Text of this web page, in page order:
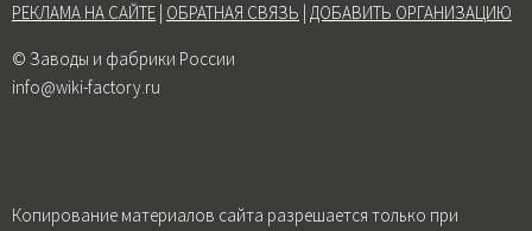
РЕКЛАМА НА САЙТЕ ОБРАТНАЯ СВЯЗЬ ДОБАВИТЬ ОРГАНИЗАЦИЮ
© Заводы и фабрики России
info@wiki-factory.ru
Копирование материалов сайта разрешается только при